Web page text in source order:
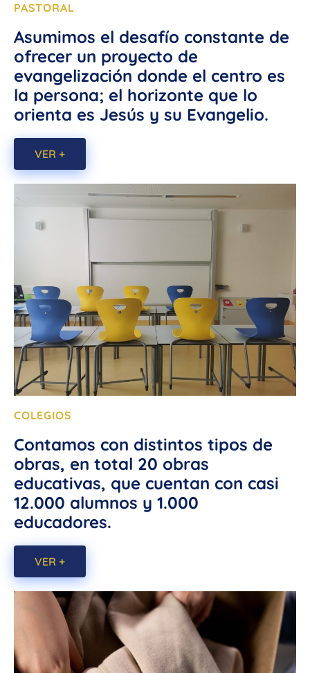
PASTORAL
Asumimos el desafío constante de
ofrecer un proyecto de
evangelización donde el centro es
la persona; el horizonte que lo
orienta es Jesús y su Evangelio.
VER +
COLEGIOS
Contamos con distintos tipos de
obras, en total 20 obras
educativas, que cuentan con casi
12.000 alumnos y 1.000
educadores.
VER +